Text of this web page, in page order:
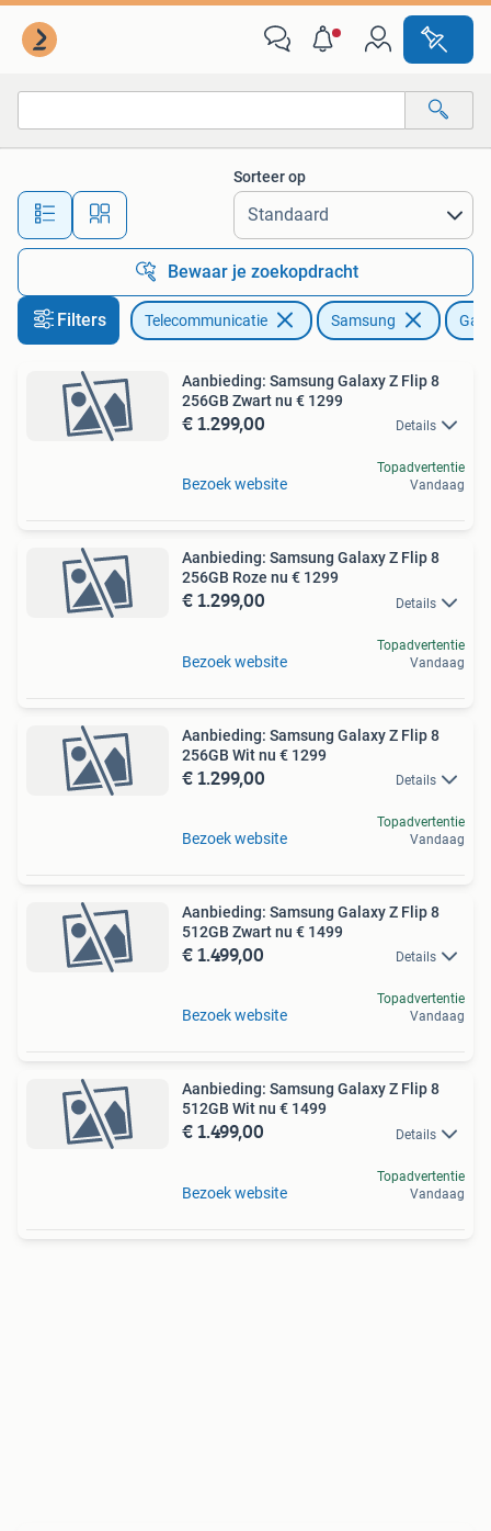
Alle afstanden…
Sorteer op
Bewaar je zoekopdracht
Filters Telecommunicatie Samsung
Aanbieding: Samsung Galaxy Z Flip 8
256GB Zwart nu € 1299
€ 1.299,00 Details
Bezoek website
Topadvertentie
Vandaag
Aanbieding: Samsung Galaxy Z Flip 8
256GB Roze nu € 1299
€ 1.299,00 Details
Bezoek website
Topadvertentie
Vandaag
Aanbieding: Samsung Galaxy Z Flip 8
256GB Wit nu € 1299
€ 1.299,00 Details
Bezoek website
Topadvertentie
Vandaag
Aanbieding: Samsung Galaxy Z Flip 8
512GB Zwart nu € 1499
€ 1.499,00 Details
Bezoek website
Topadvertentie
Vandaag
Aanbieding: Samsung Galaxy Z Flip 8
512GB Wit nu € 1499
€ 1.499,00 Details
Bezoek website
Topadvertentie
Vandaag